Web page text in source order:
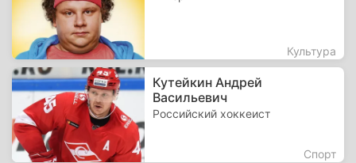
Культура
Кутейкин Андрей
Васильевич
Российский хоккеист
Спорт